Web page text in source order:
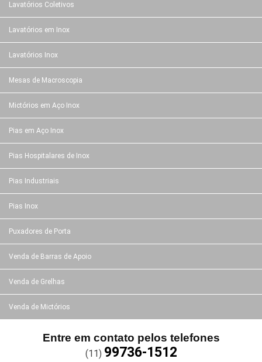
Lavatórios Coletivos
Lavatórios em Inox
Lavatórios Inox
Mesas de Macroscopia
Mictórios em Aço Inox
Pias em Aço Inox
Pias Hospitalares de Inox
Pias Industriais
Pias Inox
Puxadores de Porta
Venda de Barras de Apoio
Venda de Grelhas
Venda de Mictórios
Entre em contato pelos telefones
(11) 99736-1512